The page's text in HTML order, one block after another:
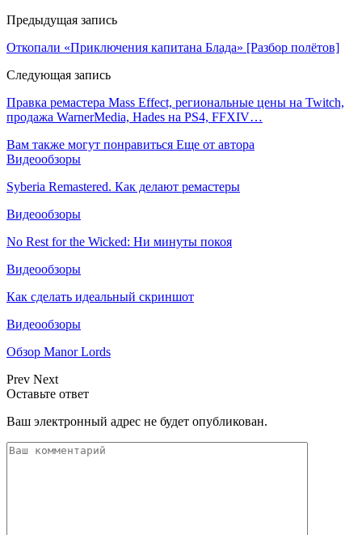
Предыдущая запись
Откопали «Приключения капитана Блада» [Разбор полётов]
Следующая запись
Правка ремастера Mass Effect, региональные цены на Twitch,
продажа WarnerMedia, Hades на PS4, FFXIV…
Вам также могут понравиться Еще от автора
Видеообзоры
Syberia Remastered. Как делают ремастеры
Видеообзоры
No Rest for the Wicked: Ни минуты покоя
Видеообзоры
Как сделать идеальный скриншот
Видеообзоры
Обзор Manor Lords
Prev Next
Оставьте ответ
Ваш электронный адрес не будет опубликован.